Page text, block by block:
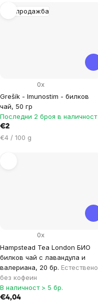
мярка:
Разпродажба
Grešík - Imunostim - билков
чай, 50 гр
0x
Последни 2 броя в наличност
€2
Цена
€4 / 100 g
Hampstead Tea London БИО
билков чай с лавандула и
валериана, 20 бр. Естествено
без кофеин
0x
В наличност > 5 бр.
€4,04